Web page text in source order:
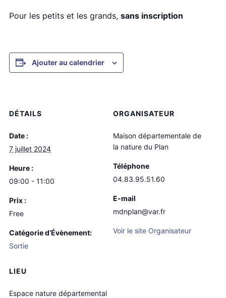
Pour les petits et les grands, sans inscription
Ajouter au calendrier
DÉTAILS
Date :
7 juillet 2024
Heure :
09:00 - 11:00
Prix :
Free
Catégorie d’Évènement:
Sortie
LIEU
Espace nature départemental
ORGANISATEUR
Maison départementale de
la nature du Plan
Téléphone
04.83.95.51.60
E-mail
mdnplan@var.fr
Voir le site Organisateur